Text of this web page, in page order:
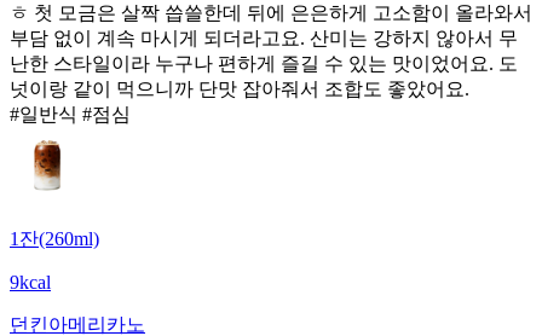
ㅎ 첫 모금은 살짝 씁쓸한데 뒤에 은은하게 고소함이 올라와서
부담 없이 계속 마시게 되더라고요. 산미는 강하지 않아서 무
난한 스타일이라 누구나 편하게 즐길 수 있는 맛이었어요. 도
넛이랑 같이 먹으니까 단맛 잡아줘서 조합도 좋았어요.
#일반식 #점심
1잔(260ml)
9kcal
던킨아메리카노